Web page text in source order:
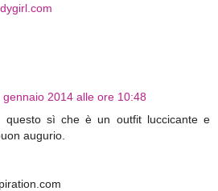
gennaio 2014 alle ore 10:48
questo sì che è un outfit luccicante e
augurio.